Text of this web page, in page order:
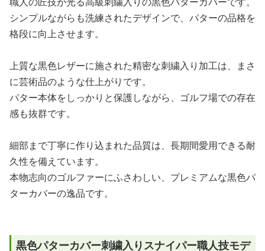
シンプルながらも洗練されたデザインで、パターの品格を
格段に向上させます。
上質な黒色レザーに施された精密な刺繍入り加工は、まさ
に芸術品のような仕上がりです。
パター本体をしっかりと保護しながら、ゴルフ場での存在
感も抜群です。
細部まで丁寧に作り込まれた品質は、長期間愛用できる耐
久性を備えています。
本物志向のゴルファーにふさわしい、プレミアムな黒色パ
ターカバーの逸品です。
黒色パターカバー刺繍入りスナイパー職人技モデ